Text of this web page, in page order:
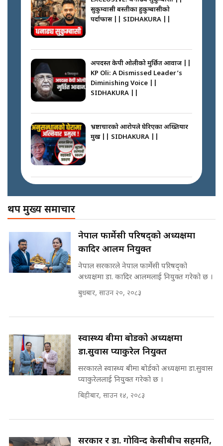
फेरि स्वर्गनर्कको यात्रामा ओली–प्रचण्ड ||
कस्तो छ नागढुङ्गा सुरुङमार्ग ? ||
SIDHAKURA ||
|| PM BALEN ADDRESS ||
SIDHAKURA ||
|| Court Grievances Directly to
the Supreme Court ||
SIDHAKURA
इनड्राइभ || SIDHAKURA ||
राष्ट्रिय सवालमा ९ दल एकजुट ||
Prachanda, Rabi, Gagan Stand
on the Same Page ||
SIDHAKURA ||
सहकारी पीडितसँग मन्त्री प्रतिभा रावलले
Sidhakura || Pratibha Rawal
रसुवाकाे भाङ्गे झरना | Bhange
Waterfall of Rasuwa ||
SIDHAKURA ||
कहिले बन्ला चक्रपथ ? विस्तार कार्यमा
Expansion Dilemma |
सुकुम्वासी बस्तीका हुकुम्बासीको
पर्दाफास || SIDHAKURA ||
अपदस्त केपी ओलीको मुर्छित आवाज ||
KP Oli: A Dismissed Leader’s
Diminishing Voice ||
SIDHAKURA ||
भ्रष्टाचारको आरोपले घेरिएका अख्तियार
प्रमुख || SIDHAKURA ||
SIDHAKURA
पोप्पोको पासोः कमाउने लोभमा घरबार नै
उठिबास | The Dark Side of
'Poppo Live'-SIDHAKURA
मन्त्री आउने बित्तिकै सुरु भएको थियो
SIDHAKURA ||
घुसको डिल गर्ने मन्त्रीकाे राजिनामा,
भूमिसुधार मन्त्रीलाई जोगाइदै ! ||
थप मुख्य समाचार
नेपाल फार्मेसी परिषद्को अध्यक्षमा
कादिर आलम नियुक्त
नेपाल सरकारले नेपाल फार्मेसी परिषद्को
अध्यक्षमा डा. कादिर आलमलाई नियुक्त गरेको छ ।
बुधबार, साउन २०, २०८३
स्वास्थ्य बीमा बोर्डको अध्यक्षमा
डा.सुवास प्याकुरेल नियुक्त
सरकारले स्वास्थ्य बीमा बोर्डको अध्यक्षमा डा.सुवास
प्याकुरेललाई नियुक्त गरेको छ ।
बिहीबार, साउन १४, २०८३
सरकार र डा. गोविन्द केसीबीच सहमति,